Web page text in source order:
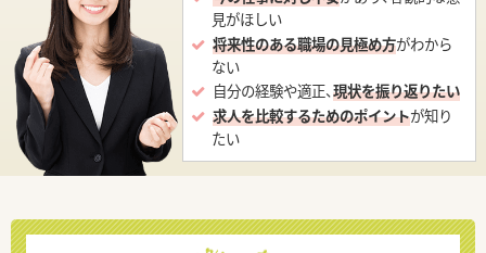
見がほしい
将来性のある職場の見極め方がわから
ない
自分の経験や適正、現状を振り返りたい
求人を比較するためのポイントが知り
たい